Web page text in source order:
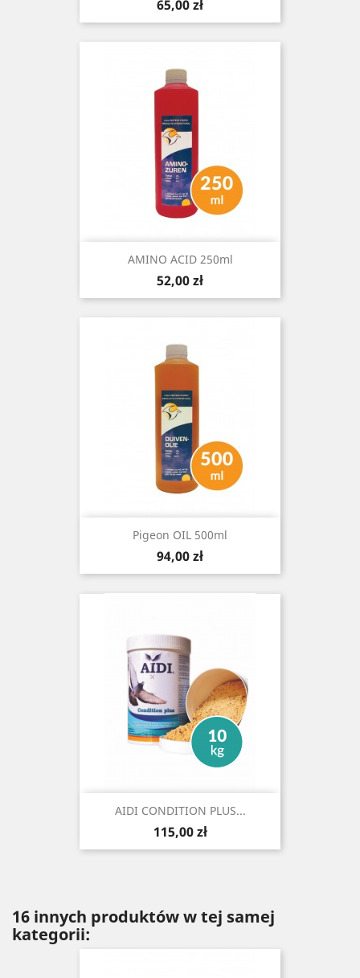
Cena
65,00 zł
AMINO ACID 250ml
Cena
52,00 zł
Pigeon OIL 500ml
Cena
94,00 zł
AIDI CONDITION PLUS...
Cena
115,00 zł
16 innych produktów w tej samej
kategorii: